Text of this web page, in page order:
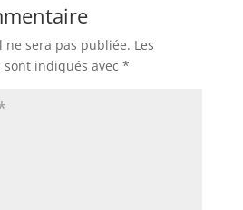
ne sera pas publiée. Les
indiqués avec *